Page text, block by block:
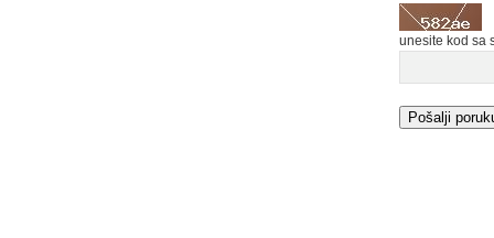
unesite kod sa